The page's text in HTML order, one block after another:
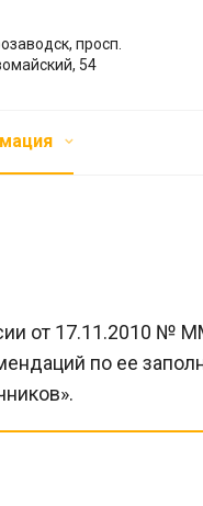
просп.
54
от 17.11.2010 №
по ее